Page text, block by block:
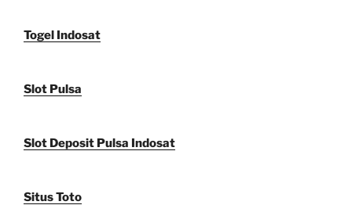
Togel Indosat
Slot Pulsa
Slot Deposit Pulsa Indosat
Situs Toto